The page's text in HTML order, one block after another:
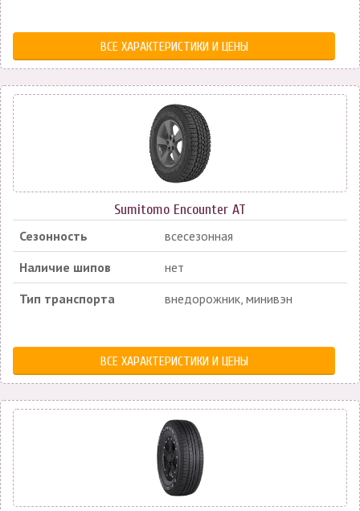
ВСЕ ХАРАКТЕРИСТИКИ И ЦЕНЫ
Sumitomo Encounter AT
Сезонность
всесезонная
Наличие шипов
нет
Тип транспорта
внедорожник, минивэн
ВСЕ ХАРАКТЕРИСТИКИ И ЦЕНЫ